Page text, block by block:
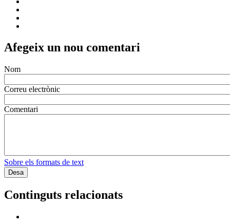
Afegeix un nou comentari
Nom
Correu electrònic
Comentari
Sobre els formats de text
Continguts relacionats